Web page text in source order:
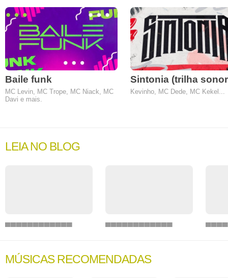
Baile funk
MC Levin, MC Trope, MC Niack, MC
Davi e mais.
Sintonia (trilha
Kevinho, MC Dede, MC Kekel...
LEIA NO BLOG
MÚSICAS RECOMENDADAS